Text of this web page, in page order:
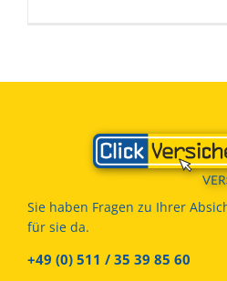
Sie haben Fragen zu Ihrer
für sie da.
+49 (0) 511 / 35 39 85 60